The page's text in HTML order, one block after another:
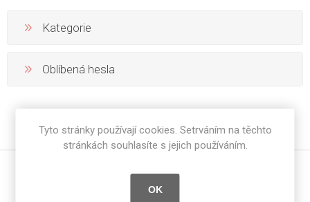
Kategorie
Oblíbená hesla
Novinky
Tyto stránky používají cookies. Setrváním na těchto
stránkách souhlasíte s jejich používáním.
OK